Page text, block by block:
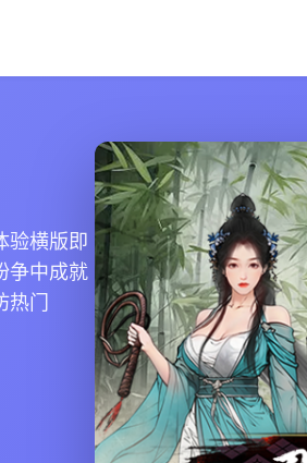
验横版即
争中成就
热门